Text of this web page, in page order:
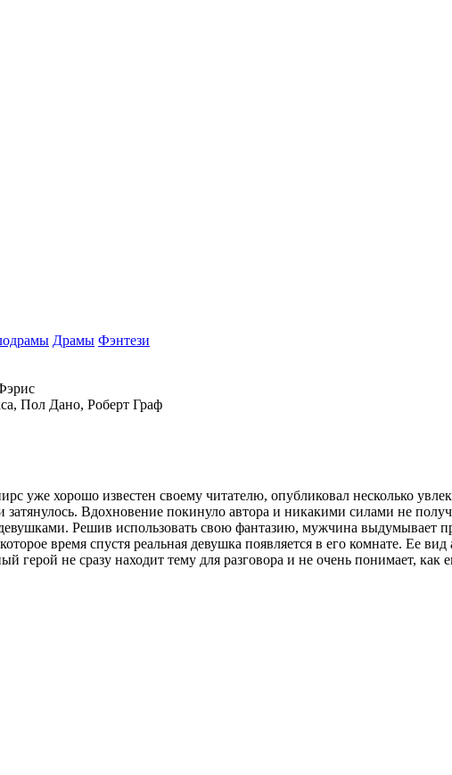
Драмы Фэнтези
Пол Дано, Роберт Граф
уже хорошо известен своему читателю, опубликовал несколько
затянулось. Вдохновение покинуло автора и никакими силами не
Решив использовать свою фантазию, мужчина выдумывает
время спустя реальная девушка появляется в его комнате. Ее
герой не сразу находит тему для разговора и не очень понимает,